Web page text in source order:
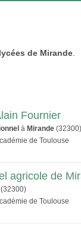
lycées de Mirande
Fournier
à Mirande (32300)
de Toulouse
agricole de
(32300)
de Toulouse